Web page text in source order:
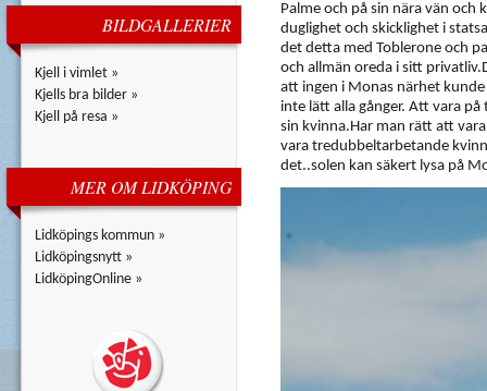
BILDGALLERIER
Kjell i vimlet »
Kjells bra bilder »
Kjell på resa »
MER OM LIDKÖPING
Lidköpings kommun »
Lidköpingsnytt »
LidköpingOnline »
Palme och på sin nära vän
duglighet och skicklighet i
det detta med Toblerone och
och allmän oreda i sitt
att ingen i Monas närhet
inte lätt alla gånger. Att vara
sin kvinna.Har man rätt att
vara tredubbeltarbetande
det..solen kan säkert lysa på